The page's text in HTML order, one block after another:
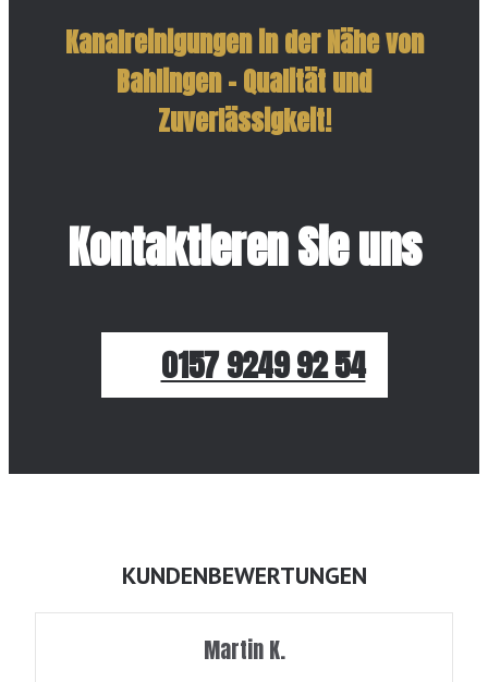
Kanalreinigungen in der Nähe von
Bahlingen – Qualität und
Zuverlässigkeit!
Kontaktieren Sie uns
0157 9249 92 54
KUNDENBEWERTUNGEN
Martin K.